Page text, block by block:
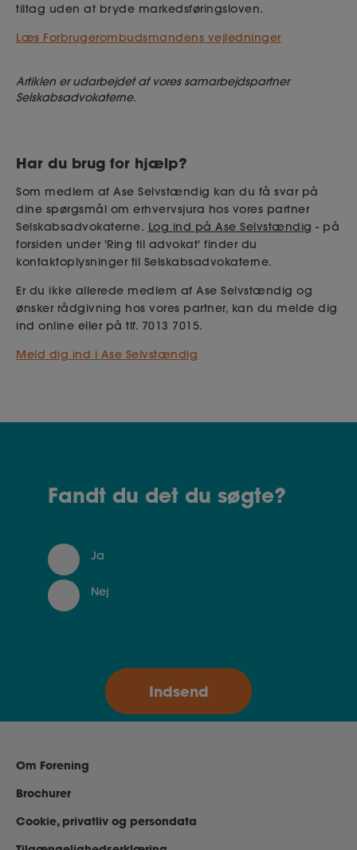
tiltag uden at bryde markedsføringsloven.
Læs Forbrugerombudsmandens vejledninger
Artiklen er udarbejdet af vores samarbejdspartner
Selskabsadvokaterne.
Har du brug for hjælp?
Som medlem af Ase Selvstændig kan du få svar på
dine spørgsmål om erhvervsjura hos vores partner
Selskabsadvokaterne. Log ind på Ase Selvstændig - på
forsiden under 'Ring til advokat' finder du
kontaktoplysninger til Selskabsadvokaterne.
Er du ikke allerede medlem af Ase Selvstændig og
ønsker rådgivning hos vores partner, kan du melde dig
ind online eller på tlf. 7013 7015.
Meld dig ind i Ase Selvstændig
Fandt du det du søgte?
Ja
Nej
Om Forening
Brochurer
Cookie, privatliv og persondata